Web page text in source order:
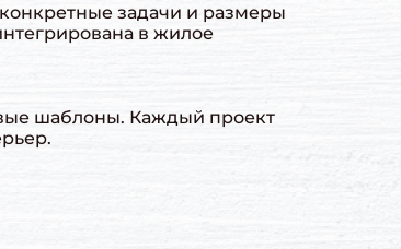
задачи и размеры
в жилое
шаблоны. Каждый проект